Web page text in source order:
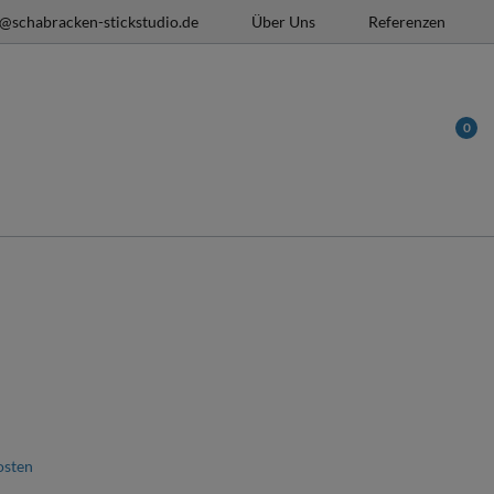
stickstudio.de Über Uns Referenzen
0